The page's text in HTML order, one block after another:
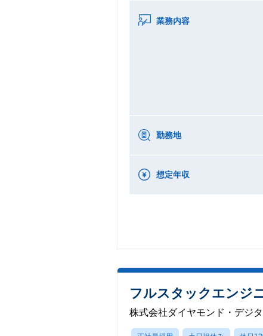
業務内容
勤務地
想定年収
フルスタックエンジ
株式会社ダイヤモンド・デジ